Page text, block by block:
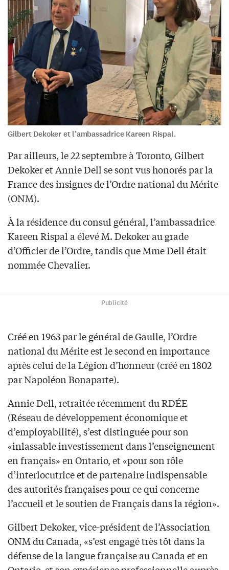
Gilbert Dekoker et l’ambassadrice Kareen Rispal.
Par ailleurs, le 22 septembre à Toronto, Gilbert
Dekoker et Annie Dell se sont vus honorés par la
France des insignes de l’Ordre national du Mérite
(ONM).
À la résidence du consul général, l’ambassadrice
Kareen Rispal a élevé M. Dekoker au grade
d’Officier de l’Ordre, tandis que Mme Dell était
nommée Chevalier.
Publicité
Créé en 1963 par le général de Gaulle, l’Ordre
national du Mérite est le second en importance
après celui de la Légion d’honneur (créé en 1802
par Napoléon Bonaparte).
Annie Dell, retraitée récemment du RDÉE
(Réseau de développement économique et
d’employabilité), s’est distinguée pour son
«inlassable investissement dans l’enseignement
en français» en Ontario, et «pour son rôle
d’interlocutrice et de partenaire indispensable
des autorités françaises pour ce qui concerne
l’accueil et le soutien de Français dans la région».
Gilbert Dekoker, vice-président de l’Association
ONM du Canada, «s’est engagé très tôt dans la
défense de la langue française au Canada et en